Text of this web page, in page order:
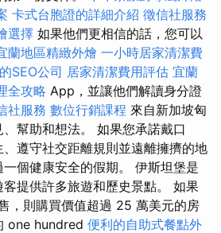
卡式台胞證的詳細介紹 徵信社服務
選擇 如果他們更相信的話，您可以
蘭地區精緻外燴 一小時居家清潔費
SEO公司 居家清潔費用評估 宜蘭
全攻略 App，並讓他們解讀身分證
社服務 數位行銷課程 來自新加坡匈
幫助和想法。 如果您承諾戴口
遵守社交距離規則並遠離擁擠的地
個健康安全的假期。 伊斯坦堡是
提供許多旅遊和歷史景點。 如果
，則購買價值超過 25 萬美元的房
one hundred 便利的自助式餐點外